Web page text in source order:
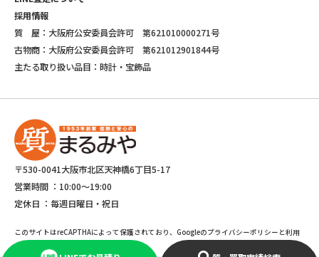
採用情報
質 屋：大阪府公安委員会許可 第621010000271号
古物商：大阪府公安委員会許可 第621012901844号
主たる取り扱い品目：時計・宝飾品
〒530-0041大阪市北区天神橋6丁目5-17
営業時間 ： 10:00～19:00
定休日 ： 毎週日曜日・祝日
このサイトはreCAPTHAによって保護されており、Googleのプライバシーポリシーと利用
規約が適応されます。